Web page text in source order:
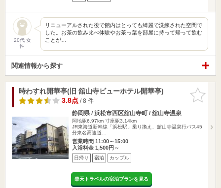
20代 女
性
リニューアルされた後で館内はとっても綺麗で洗練された空間で
した。お茶の飲み比べ体験やお茶っ葉を部屋に持って帰って飲む
ことが…
関連情報から探す
お気に入
りに追加
時わすれ開華亭(旧 舘山寺ビューホテル開華亭)
3.8点/ 8 件
静岡県 / 浜松市西区舘山寺町 / 舘山寺温泉
岡地駅6.97km 寸座駅3.14km
JR東海道新幹線「浜松駅」乗り換え、舘山寺温泉行バス45
分東名高速道…
営業時間 11:00～15:00
入浴料金 1,500円～
日帰り 宿泊 カップル
楽天トラベルの宿泊プランを見る